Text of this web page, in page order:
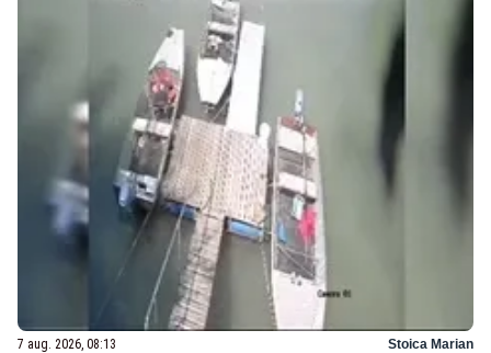
7 aug. 2026, 08:13 Stoica Marian